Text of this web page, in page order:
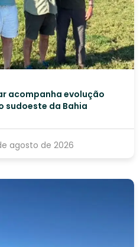
acompanha evolução
sudoeste da Bahia
agosto de 2026